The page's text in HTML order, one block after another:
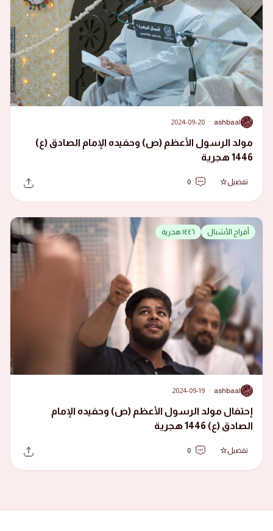
A
ashbaal
·
2024-09-20
مولد الرسول الأعظم (ص) وحفيده الإمام الصادق (ع)
1446 هجرية
تفضيل 0
أفراح الأشبال ١٤٤٦ هجرية
A
ashbaal
·
2024-09-19
إحتفال مولد الرسول الأعظم (ص) وحفيده الإمام
الصادق (ع) 1446 هجرية
تفضيل 0